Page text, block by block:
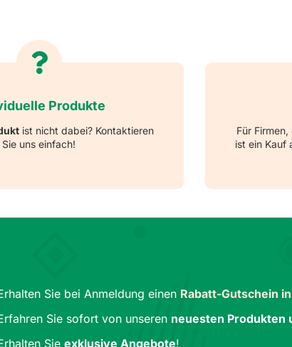
Produkte
ist nicht dabei? Kontaktieren
Sie uns einfach!
Für
ist ein Kauf
Sie bei Anmeldung einen Rabatt-Gutschein
Sie sofort von unseren neuesten Produkten
Sie exklusive Angebote!